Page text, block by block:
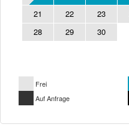
21
22 23
28
29 30
Frei
Auf Anfrage